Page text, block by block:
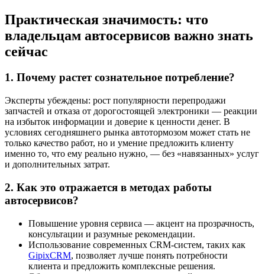
Практическая значимость: что
владельцам автосервисов важно знать
сейчас
1. Почему растет сознательное потребление?
Эксперты убеждены: рост популярности перепродажи
запчастей и отказа от дорогостоящей электроники — реакции
на избыток информации и доверие к ценности денег. В
условиях сегодняшнего рынка автотормозом может стать не
только качество работ, но и умение предложить клиенту
именно то, что ему реально нужно, — без «навязанных» услуг
и дополнительных затрат.
2. Как это отражается в методах работы
автосервисов?
Повышение уровня сервиса — акцент на прозрачность,
консультации и разумные рекомендации.
Использование современных CRM-систем, таких как
GipixCRM, позволяет лучше понять потребности
клиента и предложить комплексные решения.